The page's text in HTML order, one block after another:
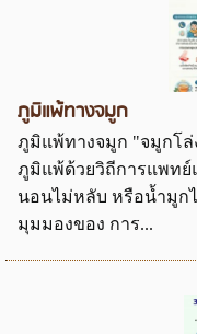
ภูมิแพ้ทางจมูก
ภูมิแพ้ทางจมูก "จมูกโล่
ภูมิแพ้ด้วยวิถีการแพทย์
นอนไม่หลับ หรือน้ำมูกไ
มุมมองของ การ...